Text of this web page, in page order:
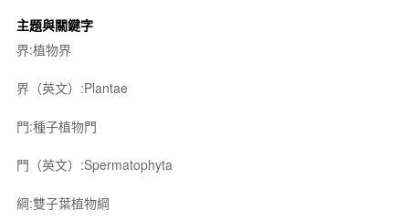
主題與關鍵字
界:植物界
界（英文）:Plantae
門:種子植物門
門（英文）:Spermatophyta
綱:雙子葉植物綱